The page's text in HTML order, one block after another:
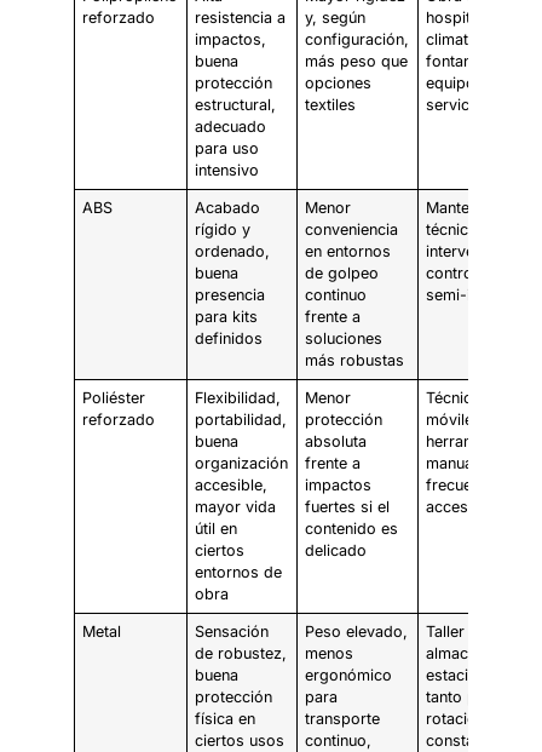
reforzado
resistencia a
impactos,
buena
protección
estructural,
adecuado
para uso
intensivo
y, según
configuración,
más peso que
opciones
textiles
hospitalaria,
climatización,
fontanería,
equipos de
servicio
ABS
Acabado
rígido y
ordenado,
buena
presencia
para kits
definidos
Menor
conveniencia
en entornos
de golpeo
continuo
frente a
soluciones
más robustas
Mantenimiento
técnico, kits de
intervención
controlada, uso
semi-intensivo
Poliéster
reforzado
Flexibilidad,
portabilidad,
buena
organización
accesible,
mayor vida
útil en
ciertos
entornos de
obra
Menor
protección
absoluta
frente a
impactos
fuertes si el
contenido es
delicado
Técnicos
móviles,
herramientas
manuales
frecuentes,
acceso rápido
Metal
Sensación
de robustez,
buena
protección
física en
ciertos usos
Peso elevado,
menos
ergonómico
para
transporte
continuo,
Taller fijo,
almacenamiento
estacionario, no
tanto para
rotación
constante